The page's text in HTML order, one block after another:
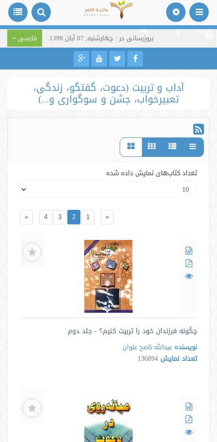
بروزرسانی در : چهارشنبه, 07 آبان 1399 فارسی
آداب و تربیت (دعوت، گفتگو، زندگی،
تعبیرخواب، جشن و سوگواری و...)
تعداد کتاب‌های نمایش داده شده
«
1
2
3
4
»
چگونه فرزندان خود را تربیت كنيم؟ - جلد دوم
نویسنده عبدالله ناصح علوان
تعداد نمایش 136894